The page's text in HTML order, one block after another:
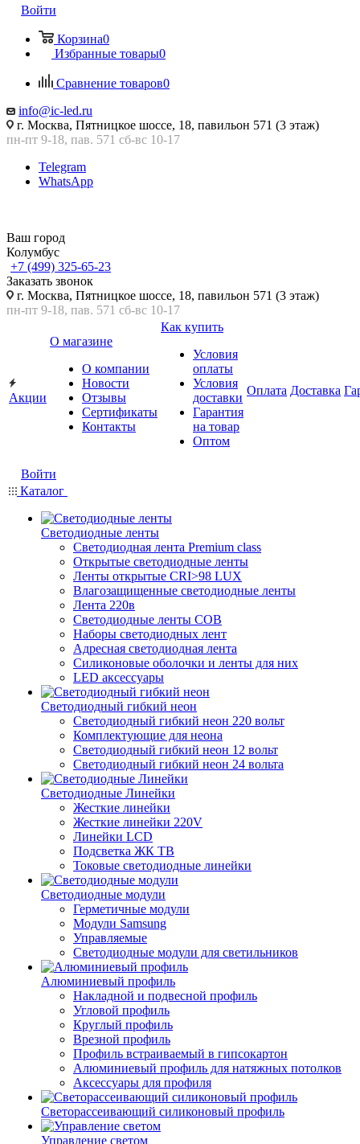
Войти
Корзина0
Избранные товары0
Сравнение товаров0
info@ic-led.ru
г. Москва, Пятницкое шоссе, 18, павильон 571 (3 этаж)
пн-пт 9-18, пав. 571 сб-вс 10-17
Telegram
WhatsApp
Ваш город
Колумбус
+7 (499) 325-65-23
Заказать звонок
г. Москва, Пятницкое шоссе, 18, павильон 571 (3 этаж)
пн-пт 9-18, пав. 571 сб-вс 10-17
Акции
О магазине
О компании
Новости
Отзывы
Сертификаты
Контакты
Как купить
Условия
оплаты
Условия
доставки
Гарантия
на товар
Оптом
Оплата Доставка
Войти
Каталог
Светодиодные ленты
Светодиодная лента Premium class
Открытые светодиодные ленты
Ленты открытые CRI>98 LUX
Влагозащищенные светодиодные ленты
Лента 220в
Светодиодные ленты COB
Наборы светодиодных лент
Адресная светодиодная лента
Силиконовые оболочки и ленты для них
LED аксессуары
Светодиодный гибкий неон
Светодиодный гибкий неон 220 вольт
Комплектующие для неона
Светодиодный гибкий неон 12 вольт
Светодиодный гибкий неон 24 вольта
Светодиодные Линейки
Жесткие линейки
Жесткие линейки 220V
Линейки LCD
Подсветка ЖК ТВ
Токовые светодиодные линейки
Светодиодные модули
Герметичные модули
Модули Samsung
Управляемые
Светодиодные модули для светильников
Алюминиевый профиль
Накладной и подвесной профиль
Угловой профиль
Круглый профиль
Врезной профиль
Профиль встраиваемый в гипсокартон
Алюминиевый профиль для натяжных потолков
Аксессуары для профиля
Светорассеивающий силиконовый профиль
Управление светом